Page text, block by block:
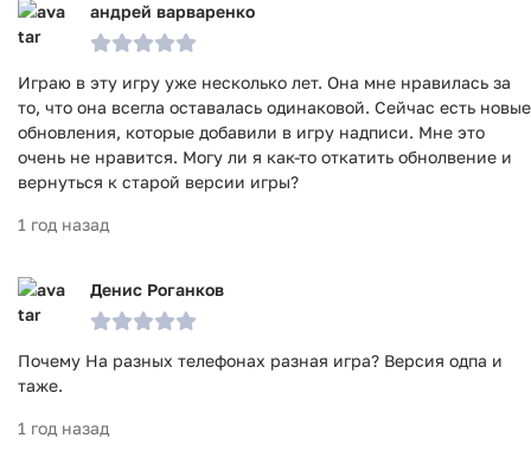
андрей варваренко
Играю в эту игру уже несколько лет. Она мне нравилась за
то, что она всегла оставалась одинаковой. Сейчас есть новые
обновления, которые добавили в игру надписи. Мне это
очень не нравится. Могу ли я как-то откатить обнолвение и
вернуться к старой версии игры?
1 год назад
Денис Роганков
Почему На разных телефонах разная игра? Версия одпа и
таже.
1 год назад